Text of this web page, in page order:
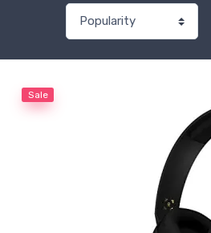
Sale